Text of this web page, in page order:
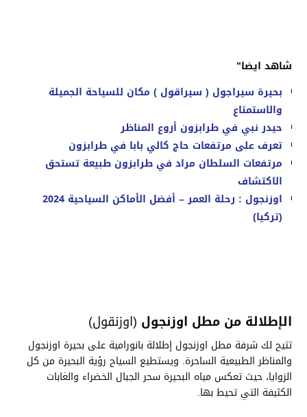
شاهد ايضا”
بحيرة سيراجول ( سيراقول ) مكان للسياحة الجميلة
والاستمتاع
حيدر نبي في طرابزون أروع المناظر
تعرف على مرتفعات حاج كالي بابا في طرابزون
مرتفعات السلطان مراد في طرابزون طبيعة تستحق
الاكتشاف
اوزنجول : رحلة العمر – أفضل الأماكن السياحية 2024
(تركيا)
الإطلالة من مطل اوزنجول (اوزنقول)
تتيح لك شرفة مطل اوزنجول إطلالة بانورامية على بحيرة اوزنجول
والمناظر الطبيعية الساحرة. ويستطيع السياح رؤية البحيرة من كل
الزوايا، حيث تعكس مياه البحيرة سحر الجبال الخضراء والغابات
الكثيفة التي تحيط بها.